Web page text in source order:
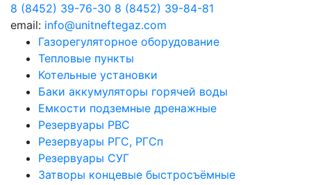
8 (8452) 39-76-30 8 (8452) 39-84-81
email: info@unitneftegaz.com
Газорегуляторное оборудование
Тепловые пункты
Котельные установки
Баки аккумуляторы горячей воды
Емкости подземные дренажные
Резервуары РВС
Резервуары РГС, РГСп
Резервуары СУГ
Затворы концевые быстросъёмные